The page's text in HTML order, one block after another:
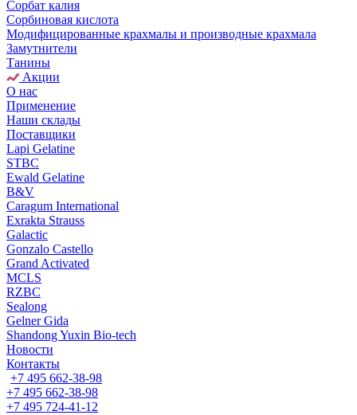
Сорбат калия
Сорбиновая кислота
Модифицированные крахмалы и производные крахмала
Замутнители
Танины
Акции
О нас
Применение
Наши склады
Поставщики
Lapi Gelatine
STBC
Ewald Gelatine
B&V
Caragum International
Exrakta Strauss
Galactic
Gonzalo Castello
Grand Activated
MCLS
RZBC
Sealong
Gelner Gida
Shandong Yuxin Bio-tech
Новости
Контакты
+7 495 662-38-98
+7 495 662-38-98
+7 495 724-41-12